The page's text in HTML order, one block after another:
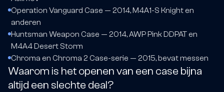
Operation Vanguard Case — 2014, M4A1-S Knight en
anderen
Huntsman Weapon Case — 2014, AWP Pink DDPAT en
M4A4 Desert Storm
Chroma en Chroma 2 Case-serie — 2015, bevat messen
Waarom is het openen van een case bijna
altijd een slechte deal?